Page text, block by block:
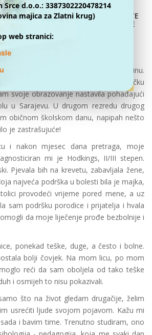
Srce d.o.o.: 3387302220478214
majica za Zlatni krug)
web stranici:
DONATE
ONLINE
živim u Sarajevu. Imam 21 godinu.
školu Ćamil Sijarić i uporedo muzičku
svoje obrazovanje nastavila pohađajući
u Sarajevu. U drugom rezredu drugog
običnom školskom danu, napipah nešto
je zastrašujuće!
i nakon mjesec dana pretraga, moje
mi je Hodkings, II/III stepen.
Pjevala bih na krevetu, zabavljala žene,
najveća podrška u bolesti bila je majka,
provodeći vrijeme pored mene, a uz
sam podršku porodice i prijatelja i hvala
da moje liječenje prođe bezbolnije i
ponekad teške, duge, a često i bolne.
bolji čovjek. Na mom licu, po mom
reći da sam oboljela od tako teške
i osmijeh to nisu pokazivali.
što na život gledam drugačije, želim
usrećiti ljude svojom pojavom. Kažu mi
i bavim time. Trenutno studiram, ono